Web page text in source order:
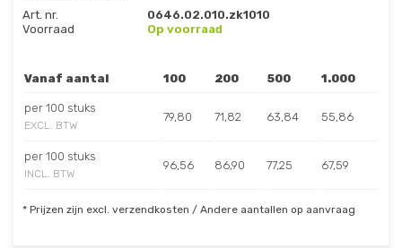
Art. nr.
0646.02.010.zk1010
Voorraad
Op voorraad
Vanaf aantal 100 200 500 1.000
per 100 stuks
EXCL. BTW
79,80 71,82 63,84 55,86
per 100 stuks
INCL. BTW
96,56 86,90 77,25 67,59
* Prijzen zijn excl. verzendkosten / Andere aantallen op aanvraag